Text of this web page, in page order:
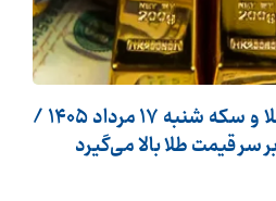
پیش ‌بینی قیمت دلار، طلا و سکه شنبه ۱۷ مرداد ۱۴۰۵ /
سر قیمت طلا بالا می‌گیرد